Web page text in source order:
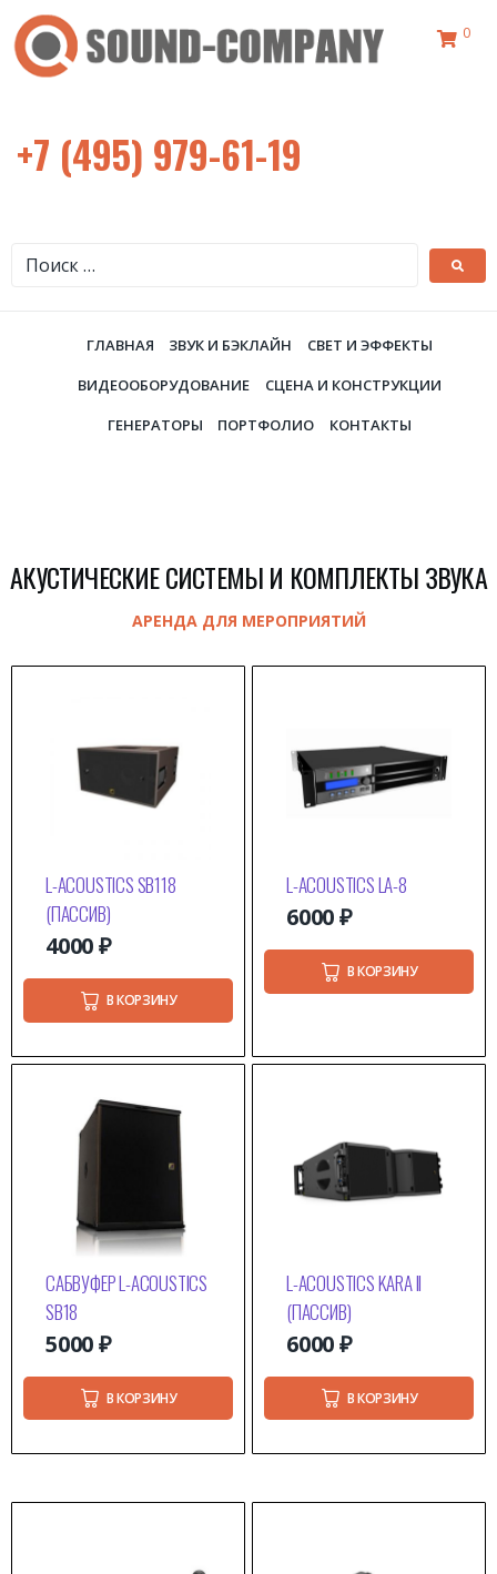
0
+7 (495) 979-61-19
ГЛАВНАЯ ЗВУК И БЭКЛАЙН
СВЕТ И ЭФФЕКТЫ
ВИДЕООБОРУДОВАНИЕ
СЦЕНА И КОНСТРУКЦИИ
ГЕНЕРАТОРЫ
ПОРТФОЛИО КОНТАКТЫ
АКУСТИЧЕСКИЕ СИСТЕМЫ И КОМПЛЕКТЫ ЗВУКА
АРЕНДА ДЛЯ МЕРОПРИЯТИЙ
L-ACOUSTICS SB118
(ПАССИВ)
4000₽
В КОРЗИНУ
L-ACOUSTICS LA-8
6000₽
В КОРЗИНУ
САБВУФЕР L-ACOUSTICS
SB18
5000₽
В КОРЗИНУ
L-ACOUSTICS KARA II
(ПАССИВ)
6000₽
В КОРЗИНУ